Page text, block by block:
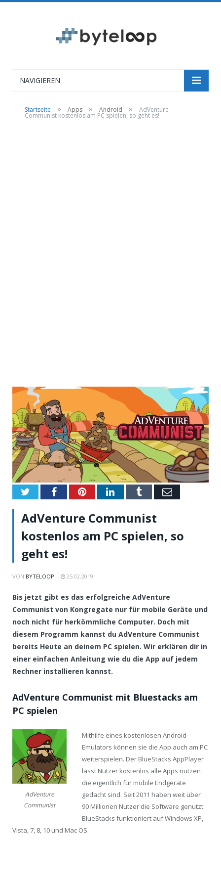
NAVIGIEREN
Startseite » Apps » Android » AdVenture
Communist kostenlos am PC spielen, so geht es!
TwitterFacebookPinterestLinkedInTumblrEmail
AdVenture Communist
kostenlos am PC spielen, so
geht es!
VON BYTELOOP 25.02.2019
Bis jetzt gibt es das erfolgreiche AdVenture
Communist von Kongregate nur für mobile Geräte und
noch nicht für herkömmliche Computer. Doch mit
diesem Programm kannst du AdVenture Communist
bereits Heute an deinem PC spielen. Wir erklären dir in
einer einfachen Anleitung wie du die App auf jedem
Rechner installieren kannst.
AdVenture Communist mit Bluestacks am
PC spielen
AdVenture
Communist
Mithilfe eines kostenlosen Android-
Emulators können sie die App auch am PC
weiterspielen. Der BlueStacks AppPlayer
lässt Nutzer kostenlos alle Apps nutzen
die eigentlich für mobile Endgeräte
gedacht sind. Seit 2011 haben weit über
90 Millionen Nutzer die Software genutzt.
BlueStacks funktioniert auf Windows XP,
Vista, 7, 8, 10 und Mac OS.